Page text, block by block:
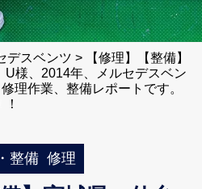
デスベンツ >
【修理】【整備】
様、2014年、メルセデスベン
理作業、整備レポートです。
整備 修理